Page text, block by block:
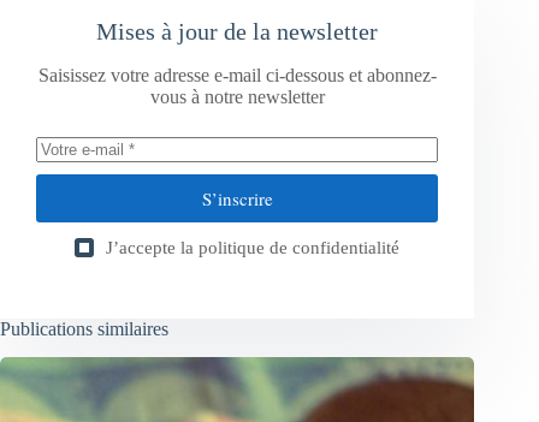
Mises à jour de la newsletter
Saisissez votre adresse e-mail ci-dessous et abonnez-
vous à notre newsletter
S’inscrire
J’accepte la politique de confidentialité
Publications similaires